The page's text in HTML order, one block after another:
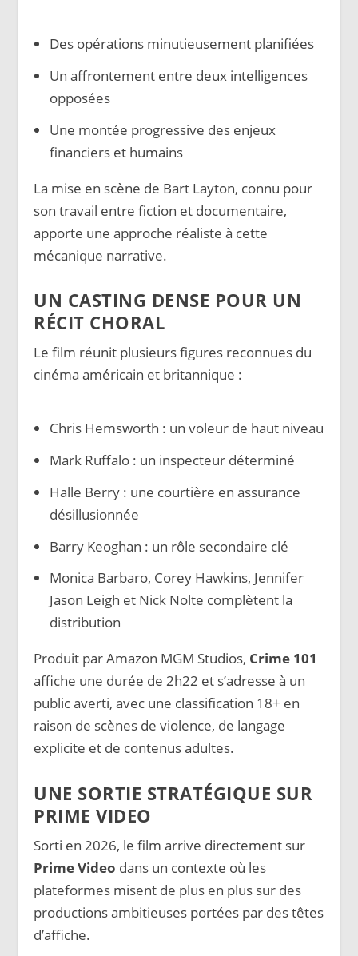
Des opérations minutieusement planifiées
Un affrontement entre deux intelligences
opposées
Une montée progressive des enjeux
financiers et humains
La mise en scène de Bart Layton, connu pour
son travail entre fiction et documentaire,
apporte une approche réaliste à cette
mécanique narrative.
UN CASTING DENSE POUR UN
RÉCIT CHORAL
Le film réunit plusieurs figures reconnues du
cinéma américain et britannique :
Chris Hemsworth : un voleur de haut niveau
Mark Ruffalo : un inspecteur déterminé
Halle Berry : une courtière en assurance
désillusionnée
Barry Keoghan : un rôle secondaire clé
Monica Barbaro, Corey Hawkins, Jennifer
Jason Leigh et Nick Nolte complètent la
distribution
Produit par Amazon MGM Studios, Crime 101
affiche une durée de 2h22 et s’adresse à un
public averti, avec une classification 18+ en
raison de scènes de violence, de langage
explicite et de contenus adultes.
UNE SORTIE STRATÉGIQUE SUR
PRIME VIDEO
Sorti en 2026, le film arrive directement sur
Prime Video dans un contexte où les
plateformes misent de plus en plus sur des
productions ambitieuses portées par des têtes
d’affiche.